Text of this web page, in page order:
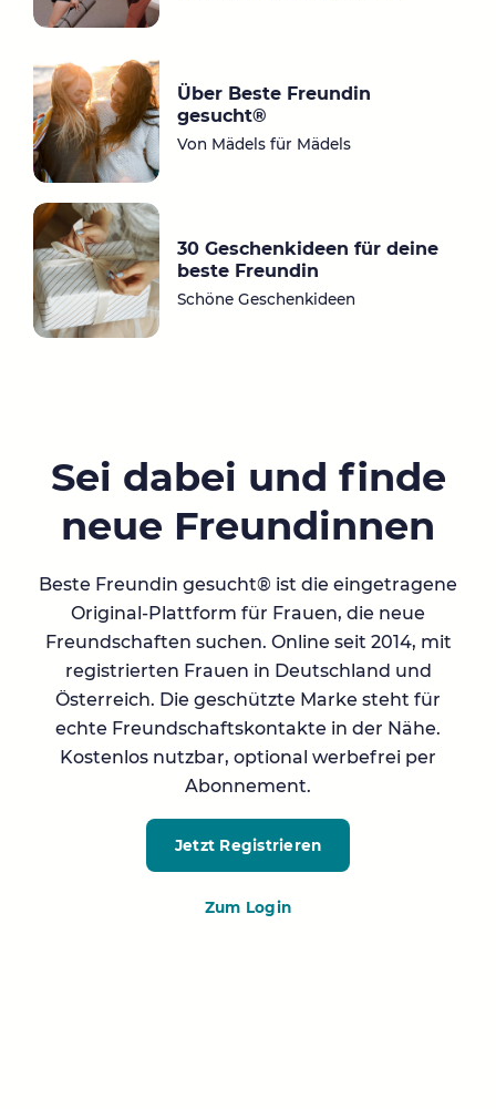
Über Beste Freundin
gesucht®
Von Mädels für Mädels
30 Geschenkideen für deine
beste Freundin
Schöne Geschenkideen
Sei dabei und finde
neue Freundinnen
Beste Freundin gesucht® ist die eingetragene
Original-Plattform für Frauen, die neue
Freundschaften suchen. Online seit 2014, mit
registrierten Frauen in Deutschland und
Österreich. Die geschützte Marke steht für
echte Freundschaftskontakte in der Nähe.
Kostenlos nutzbar, optional werbefrei per
Abonnement.
Jetzt Registrieren
Zum Login